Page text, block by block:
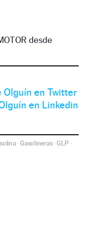
desde
Olguín en Twitter
en Linkedin
·Gasolineras·GLP ·